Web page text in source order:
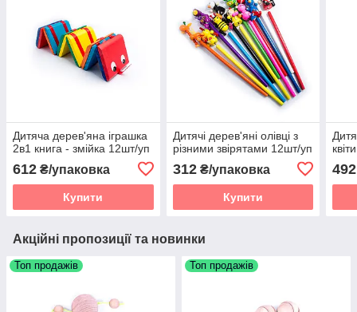
Дитяча дерев'яна іграшка
2в1 книга - змійка 12шт/уп
612 ₴/упаковка
Купити
Дитячі дерев'яні олівці з
різними звірятами 12шт/уп
312₴/упаковка
Купити
492
Акційні пропозиції та новинки
Топ продажів Топ продажів